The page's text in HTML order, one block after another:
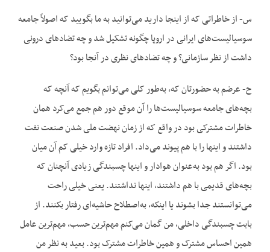
س- از خاطراتی که از اینجا دارید می‌توانید به ما بگویید که اصولاً جامعه
سوسیالیست‌های ایرانی در اروپا چگونه تشکیل شد و چه تضادهای درونی
داشت از نظر سازمانی؟ و چه تضادهای نظری در آنجا بود؟
ح- عرضم به حضورتان که، به‌طور کلی می‌توانم بگویم که آنچه که
بچه‌های جامعه سوسیالیست‌ها را آن موقع دور هم جمع می‌کرد همان
خاطرات مشترکی بود در واقع که از زمان نهضت ملی شدن صنعت نفت
داشتند و اینها را با هم پیوند می‌داد. افراد تازه وارد خیلی کم آن میان
بود. اگر هم بود به‌عنوان هوادار و اینها چسبندگی زیادی آنچنان که
بچه‌های قدیمی با هم داشتند، اینها نداشتند. یعنی خیلی راحت
می‌توانستند جدا بشوند یا اینکه، به‌اصطلاح حاشیه‌ای رفتار بکنند. از
بابت چسبندگی داخلی، من گمان می‌کنم مهم‌ترین حسب، مهم‌ترین عامل
همین احساس مشترک و همین خاطرات مشترک بود. بعید به نظر من